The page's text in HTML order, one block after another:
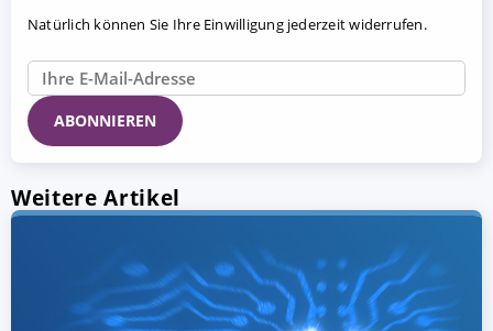
Natürlich können Sie Ihre Einwilligung jederzeit widerrufen.
Weitere Artikel